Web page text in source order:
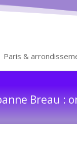
Paris &
Breau :